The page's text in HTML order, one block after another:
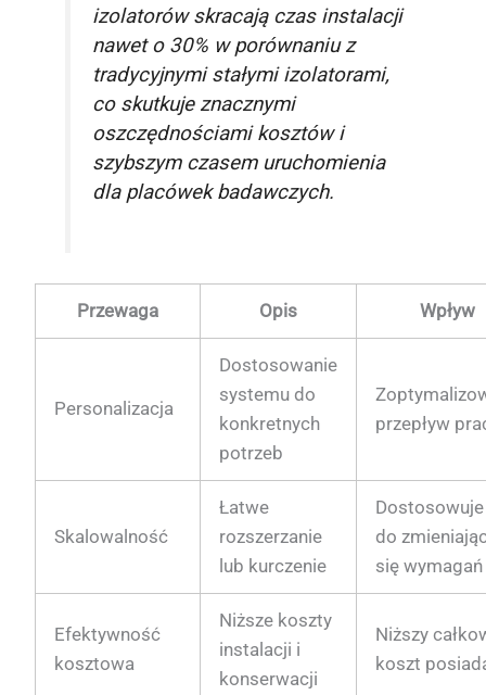
izolatorów skracają czas instalacji
nawet o 30% w porównaniu z
tradycyjnymi stałymi izolatorami,
co skutkuje znacznymi
oszczędnościami kosztów i
szybszym czasem uruchomienia
dla placówek badawczych.
Przewaga Opis Wpływ
Personalizacja
Dostosowanie
systemu do
konkretnych
potrzeb
przepływ
Skalowalność
Łatwe
rozszerzanie
lub kurczenie
do
się wymagań
Efektywność
kosztowa
Niższe koszty
instalacji i
konserwacji
Niższy
koszt